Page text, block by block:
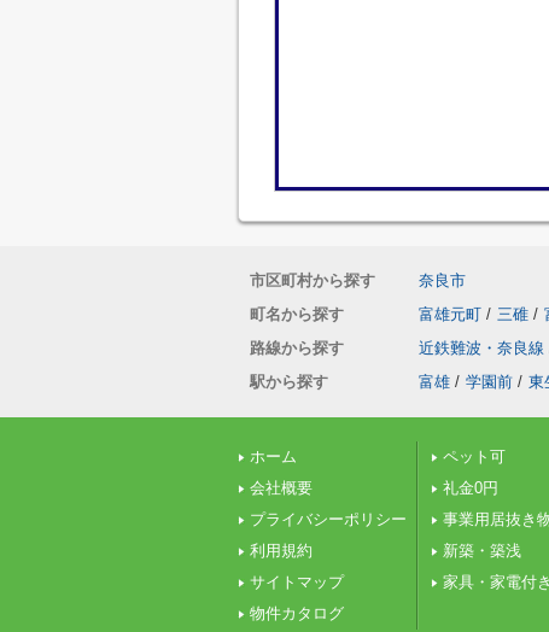
市区町村から探す
奈良市
町名から探す
富雄元町 / 三碓 /
路線から探す
近鉄難波・奈良線
駅から探す
富雄 / 学園前 / 東
ホーム
会社概要
プライバシーポリシー
利用規約
サイトマップ
物件カタログ
ペット可
礼金0円
事業用居抜き
新築・築浅
家具・家電付き